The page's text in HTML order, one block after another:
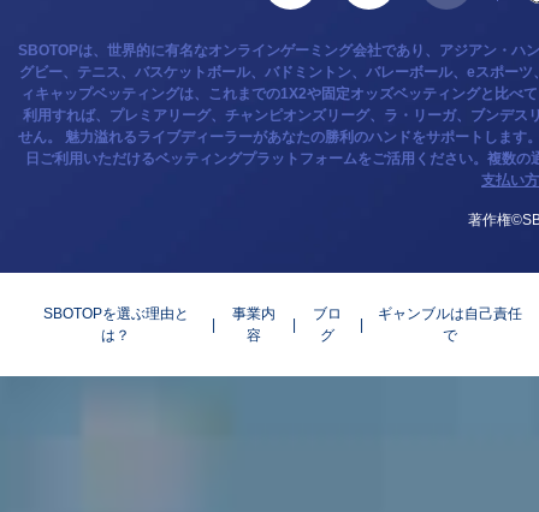
SBOTOPは、世界的に有名なオンラインゲーミング会社であり、アジアン・ハ
グビー、テニス、バスケットボール、バドミントン、バレーボール、eスポー
ィキャップベッティングは、これまでの1X2や固定オッズベッティングと比
利用すれば、プレミアリーグ、チャンピオンズリーグ、ラ・リーガ、ブンデ
せん。 魅力溢れるライブディーラーがあなたの勝利のハンドをサポートします
日ご利用いただけるベッティングプラットフォームをご活用ください。複数
支払い
著作権
SBOTOPを選ぶ理由と
は？
事業内
容
ブロ
グ
ギャンブルは自己責任
で